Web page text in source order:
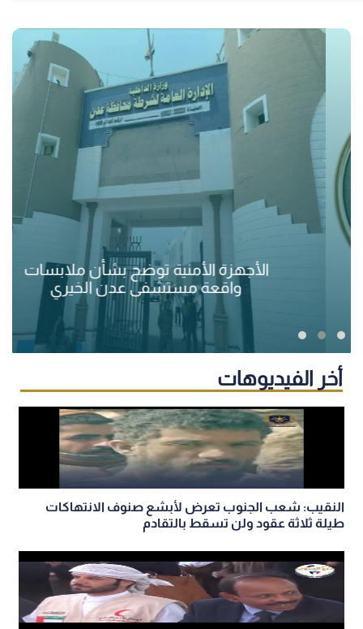
الأجهزة الأمنية توضح بشأن ملابسات
واقعة مستشفى عدن الخيري
أخر الفيديوهات
النقيب: شعب الجنوب تعرض لأبشع صنوف الانتهاكات
طيلة ثلاثة عقود ولن تسقط بالتقادم